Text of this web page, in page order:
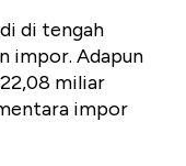
di tengah
impor. Adapun
miliar
impor